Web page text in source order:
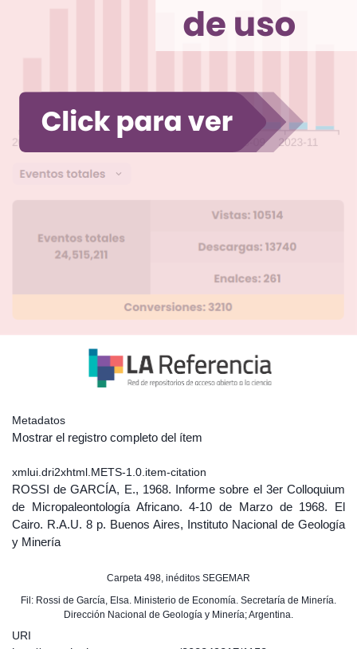
Metadatos
Mostrar el registro completo del ítem
xmlui.dri2xhtml.METS-1.0.item-citation
ROSSI de GARCÍA, E., 1968. Informe sobre el 3er Colloquium
de Micropaleontología Africano. 4-10 de Marzo de 1968. El
Cairo. R.A.U. 8 p. Buenos Aires, Instituto Nacional de Geología
y Minería
Carpeta 498, inéditos SEGEMAR
Fil: Rossi de García, Elsa. Ministerio de Economía. Secretaría de Minería.
Dirección Nacional de Geología y Minería; Argentina.
URI